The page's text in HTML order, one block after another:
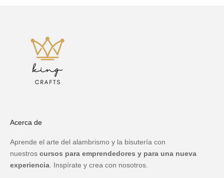
Acerca de
Aprende el arte del alambrismo y la bisutería con
nuestros cursos para emprendedores y para una nueva
experiencia . Inspírate y crea con nosotros.